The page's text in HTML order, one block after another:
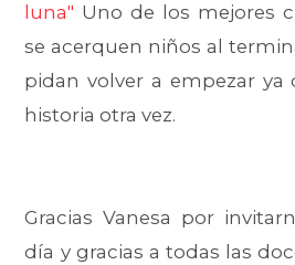
luna" Uno de los mejores
se acerquen niños al
pidan volver a empezar ya
historia otra vez.
Gracias Vanesa por
día y gracias a todas las